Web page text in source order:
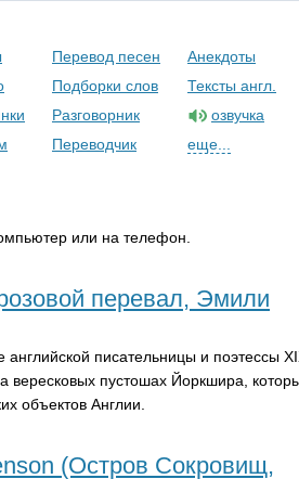
Перевод песен
Подборки слов
Разговорник
Переводчик
Анекдоты
Тексты англ.
озвучка
еще...
или на телефон.
перевал, Эмили
писательницы и поэтессы
вересковых пустошах Йоркшира,
объектов Англии.
(Остров Сокровищ,